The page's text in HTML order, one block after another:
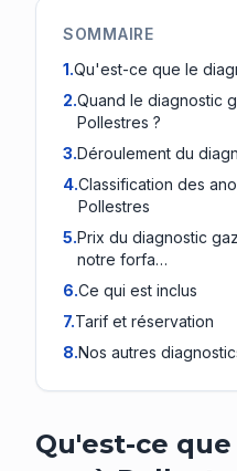
SOMMAIRE
1.Qu'est-ce que le
2.Quand le diagnostic
Pollestres ?
3.Déroulement du
4.Classification des
Pollestres
5.Prix du diagnostic
notre forfa…
6.Ce qui est inclus
7.Tarif et réservation
8.Nos autres
Qu'est-ce